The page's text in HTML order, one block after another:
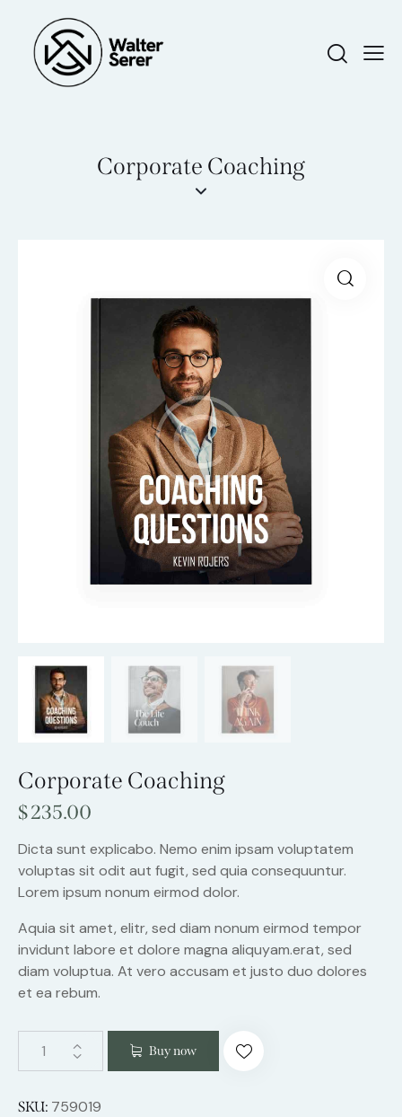
Corporate Coaching
Corporate Coaching
$235.00
Dicta sunt explicabo. Nemo enim ipsam voluptatem
voluptas sit odit aut fugit, sed quia consequuntur.
Lorem ipsum nonum eirmod dolor.
Aquia sit amet, elitr, sed diam nonum eirmod tempor
invidunt labore et dolore magna aliquyam.erat, sed
diam voluptua. At vero accusam et justo duo dolores
et ea rebum.
Buy now
SKU: 759019